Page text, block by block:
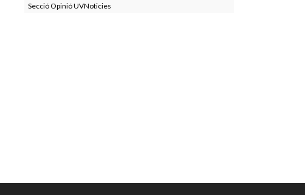
Secció Opinió UVNoticies